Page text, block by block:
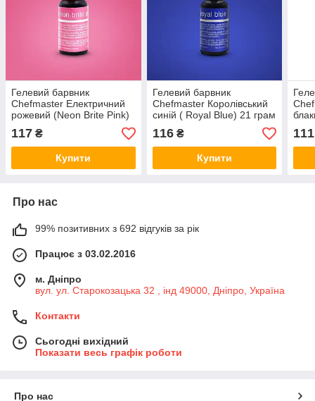
Гелевий барвник
Chefmaster Електричний
рожевий (Neon Brite Pink)
21 грам
117 ₴
Купити
Гелевий барвник
Chefmaster Королівський
синій ( Royal Blue) 21 грам
116₴
Купити
грам
111
Про нас
99% позитивних з 692 відгуків за рік
Працює з 03.02.2016
м. Дніпро
вул. ул. Старокозацька 32 , інд 49000, Дніпро, Україна
Контакти
Сьогодні вихідний
Показати весь графік роботи
Про нас